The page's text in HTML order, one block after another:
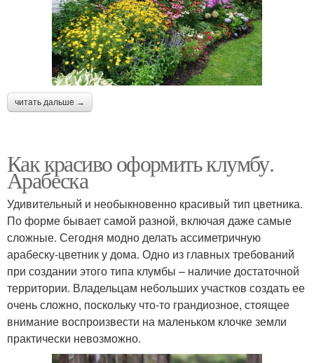
читать дальше →
Как красиво оформить клумбу.
Арабеска
Удивительный и необыкновенно красивый тип цветника.
По форме бывает самой разной, включая даже самые
сложные. Сегодня модно делать ассиметричную
арабеску-цветник у дома. Одно из главных требований
при создании этого типа клумбы – наличие достаточной
территории. Владельцам небольших участков создать ее
очень сложно, поскольку что-то грандиозное, стоящее
внимание воспроизвести на маленьком клочке земли
практически невозможно.